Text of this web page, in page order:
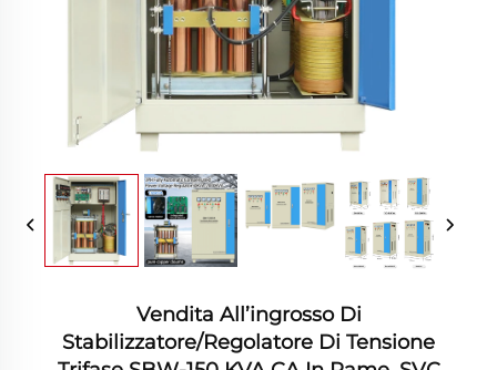
Vendita All’ingrosso Di
Stabilizzatore/regolatore Di Tensione